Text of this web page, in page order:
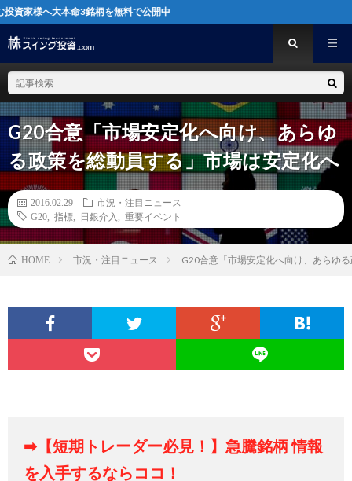
本命3銘柄を無料で公開中
G20合意「市場安定化へ向け、あらゆ
る政策を総動員する」市場は安定化へ
2016.02.29
市況・注目ニュース
G20
指標 日銀介入 重要イベント
HOME 市況・注目ニュース G20合意「市場安定化へ向け、あらゆ
➡【短期トレーダー必見！】急騰銘柄 情報
を入手するならココ！